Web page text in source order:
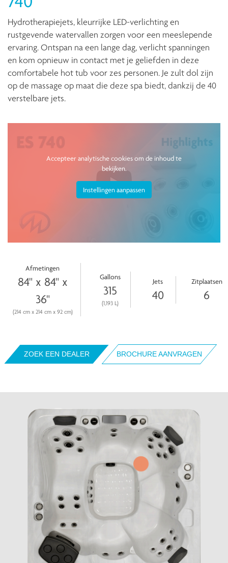
Hydrotherapiejets, kleurrijke LED-verlichting en
rustgevende watervallen zorgen voor een meeslepende
ervaring. Ontspan na een lange dag, verlicht spanningen
en kom opnieuw in contact met je geliefden in deze
comfortabele hot tub voor zes personen. Je zult dol zijn
op de massage op maat die deze spa biedt, dankzij de 40
verstelbare jets.
Accepteer analytische cookies om de inhoud te
bekijken.
Instellingen aanpassen
Afmetingen
84" x 84" x
36"
(214 cm x 214 cm x 92 cm)
Gallons
315
(1,193 L)
Jets
40
Zitplaatsen
6
ZOEK EEN DEALER BROCHURE AANVRAGEN